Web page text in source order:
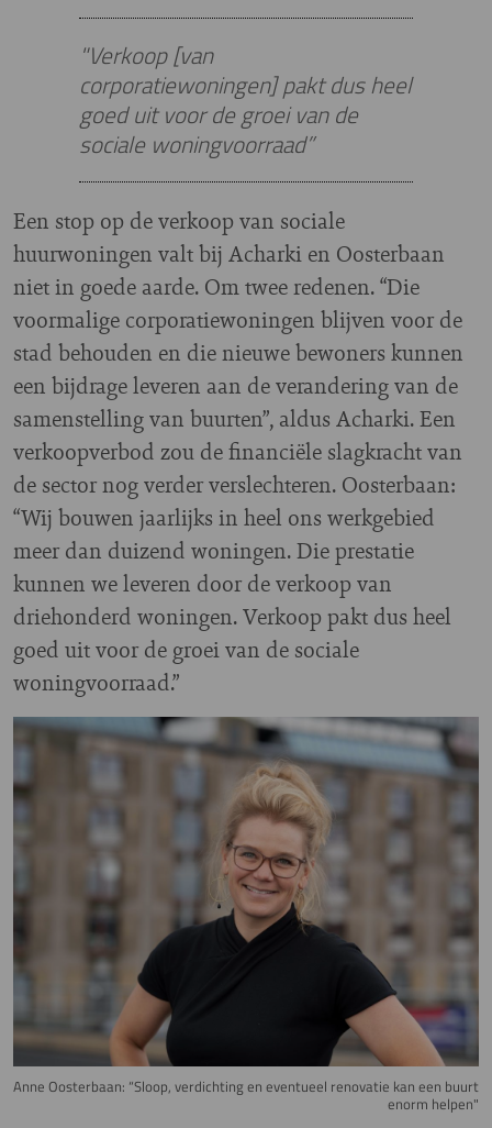
"Verkoop [van
corporatiewoningen] pakt dus heel
goed uit voor de groei van de
sociale woningvoorraad”
Een stop op de verkoop van sociale
huurwoningen valt bij Acharki en Oosterbaan
niet in goede aarde. Om twee redenen. “Die
voormalige corporatiewoningen blijven voor de
stad behouden en die nieuwe bewoners kunnen
een bijdrage leveren aan de verandering van de
samenstelling van buurten”, aldus Acharki. Een
verkoopverbod zou de financiële slagkracht van
de sector nog verder verslechteren. Oosterbaan:
“Wij bouwen jaarlijks in heel ons werkgebied
meer dan duizend woningen. Die prestatie
kunnen we leveren door de verkoop van
driehonderd woningen. Verkoop pakt dus heel
goed uit voor de groei van de sociale
woningvoorraad.”
Image
Anne Oosterbaan: “Sloop, verdichting en eventueel renovatie kan een buurt
enorm helpen"